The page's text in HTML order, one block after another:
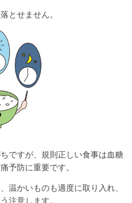
とせません。
ですが、規則正しい食事は血糖
予防に重要です。
温かいものも適度に取り入れ、
注意します。